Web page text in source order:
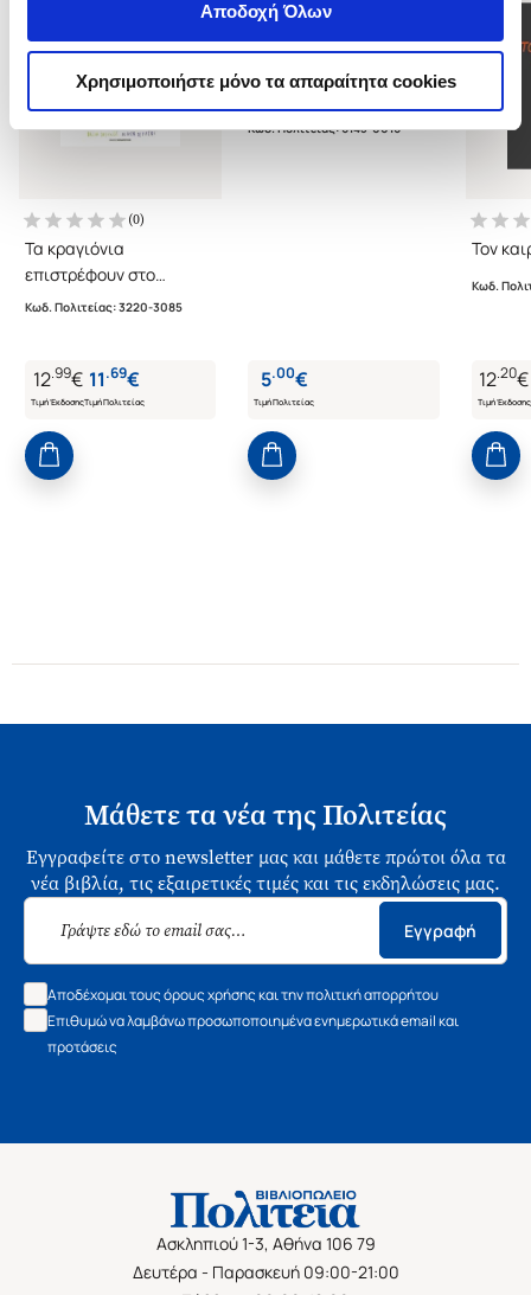
Αποδοχή Όλων
Χρησιμοποιήστε μόνο τα απαραίτητα cookies
(0)
Τα κραγιόνια
επιστρέφουν στο
σχολείο
Κωδ. Πολιτείας:3220-3085
12.99€
Τιμή Έκδοσης
11.69€
Τιμή Πολιτείας
(0)
Τσάντα Πολιτεία (Tote
Bag)
Κωδ. Πολιτείας:6143-0016
5.00€
Τιμή Πολιτείας
Τον
Κωδ.
12.20€
Τιμή Έκδοσης
Μάθετε τα νέα της Πολιτείας
Εγγραφείτε στο newsletter μας και μάθετε πρώτοι όλα τα
νέα βιβλία, τις εξαιρετικές τιμές και τις εκδηλώσεις μας.
Εγγραφή
Αποδέχομαι τους όρους χρήσης και την πολιτική απορρήτου
Επιθυμώ να λαμβάνω προσωποποιημένα ενημερωτικά email και
προτάσεις
Ασκληπιού 1-3, Αθήνα 106 79
Δευτέρα - Παρασκευή 09:00-21:00